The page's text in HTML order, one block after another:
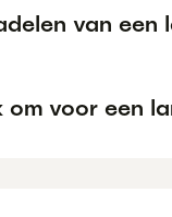
van een
voor een